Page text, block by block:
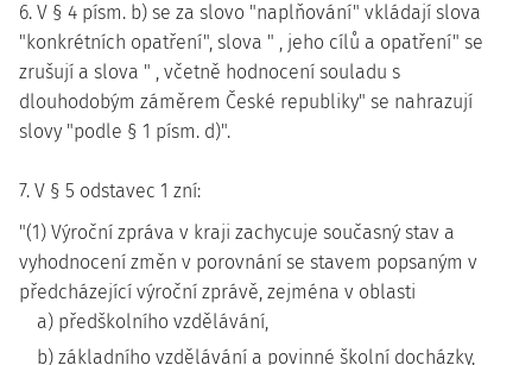
6. V § 4 písm. b) se za slovo "naplňování" vkládají slova
"konkrétních opatření", slova " , jeho cílů a opatření" se
zrušují a slova " , včetně hodnocení souladu s
dlouhodobým záměrem České republiky" se nahrazují
slovy "podle § 1 písm. d)".
7. V § 5 odstavec 1 zní:
"(1) Výroční zpráva v kraji zachycuje současný stav a
vyhodnocení změn v porovnání se stavem popsaným v
předcházející výroční zprávě, zejména v oblasti
a) předškolního vzdělávání,
b) základního vzdělávání a povinné školní docházky,